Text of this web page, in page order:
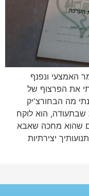
האמצעי ונפנף
את הפרצוף של
מה הבחורצ'יק
הוא לוקח
שהוא מחכה שאבא
יצירתיות